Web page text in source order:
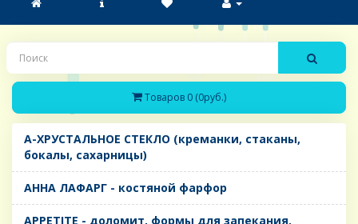
Товаров 0 (0руб.)
A-ХРУСТАЛЬНОЕ СТЕКЛО (креманки, стаканы,
бокалы, сахарницы)
AHHA ЛАФАРГ - костяной фарфор
APPETITE - доломит, формы для запекания,